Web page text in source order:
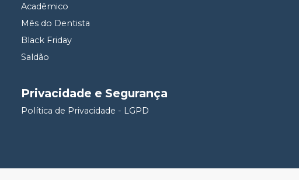
Acadêmico
Mês do Dentista
Black Friday
Saldão
Privacidade e Segurança
Política de Privacidade - LGPD